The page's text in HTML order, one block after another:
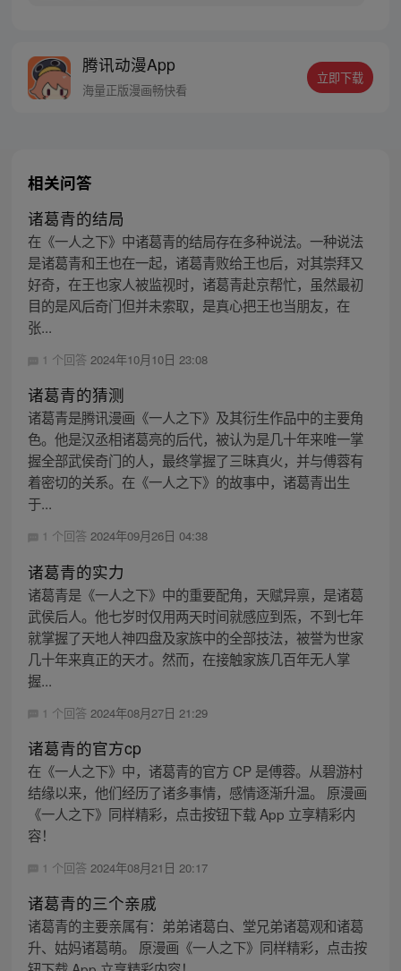
密，张楚岚的生活被彻底颠覆，与冯宝宝一
同踏上“异人”之旅。
腾讯动漫App
海量正版漫画畅快看
立即下载
相关问答
诸葛青的结局
在《一人之下》中诸葛青的结局存在多种说法。一种说法
是诸葛青和王也在一起，诸葛青败给王也后，对其崇拜又
好奇，在王也家人被监视时，诸葛青赴京帮忙，虽然最初
目的是风后奇门但并未索取，是真心把王也当朋友，在
张...
1 个回答 2024年10月10日 23:08
诸葛青的猜测
诸葛青是腾讯漫画《一人之下》及其衍生作品中的主要角
色。他是汉丞相诸葛亮的后代，被认为是几十年来唯一掌
握全部武侯奇门的人，最终掌握了三昧真火，并与傅蓉有
着密切的关系。在《一人之下》的故事中，诸葛青出生
于...
1 个回答 2024年09月26日 04:38
诸葛青的实力
诸葛青是《一人之下》中的重要配角，天赋异禀，是诸葛
武侯后人。他七岁时仅用两天时间就感应到炁，不到七年
就掌握了天地人神四盘及家族中的全部技法，被誉为世家
几十年来真正的天才。然而，在接触家族几百年无人掌
握...
1 个回答 2024年08月27日 21:29
诸葛青的官方cp
在《一人之下》中，诸葛青的官方 CP 是傅蓉。从碧游村
结缘以来，他们经历了诸多事情，感情逐渐升温。 原漫画
《一人之下》同样精彩，点击按钮下载 App 立享精彩内
容！
1 个回答 2024年08月21日 20:17
诸葛青的三个亲戚
诸葛青的主要亲属有：弟弟诸葛白、堂兄弟诸葛观和诸葛
升、姑妈诸葛萌。 原漫画《一人之下》同样精彩，点击按